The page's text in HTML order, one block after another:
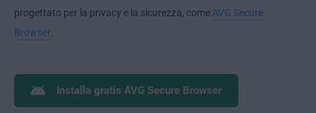
progettato per la privacy e la sicurezza, comeAVG Secure
Browser.
Installa gratis AVG Secure Browser